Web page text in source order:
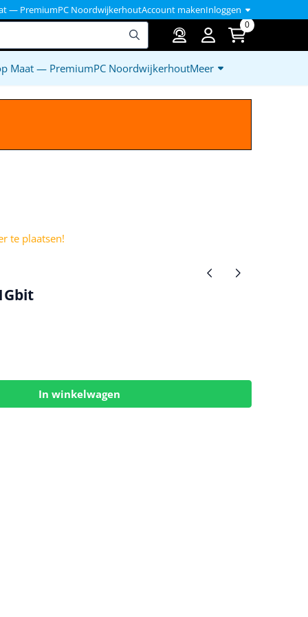
— PremiumPC NoordwijkerhoutAccount makenInloggen
0
Maat — PremiumPC NoordwijkerhoutMeer
te plaatsen!
In winkelwagen